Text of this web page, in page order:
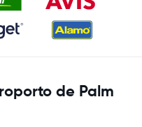
de Palm